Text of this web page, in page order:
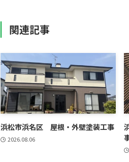
関連記事
浜松市浜名区 屋根・外壁塗装工事
2026.08.06